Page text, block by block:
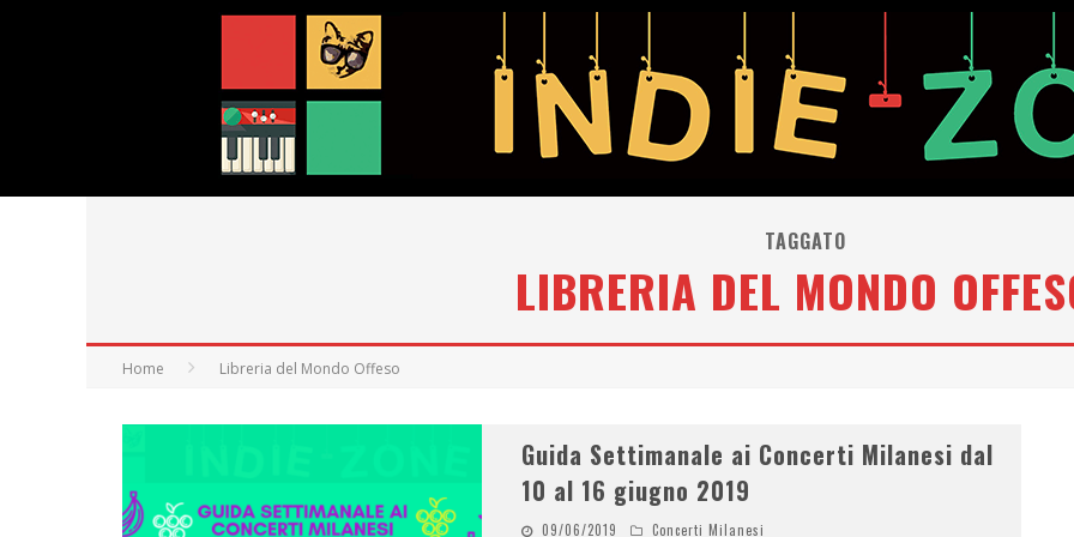
TAGGATO
LIBRERIA DEL MONDO
Home Libreria del Mondo Offeso
Guida Settimanale ai Concerti Milanesi dal
10 al 16 giugno 2019
09/06/2019 Concerti Milanesi